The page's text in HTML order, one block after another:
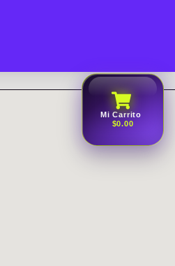
Mi Carrito
$0.00